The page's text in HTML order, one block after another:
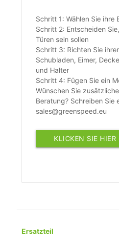
Schritt 1: Wählen Sie ihre
Schritt 2: Entscheiden
Türen sein sollen
Schritt 3: Richten Sie
Schubladen, Eimer,
und Halter
Schritt 4: Fügen Sie ein
Wünschen Sie
Beratung? Schreiben Sie
sales@greenspeed.eu
KLICKEN SIE HIER
Ersatzteil